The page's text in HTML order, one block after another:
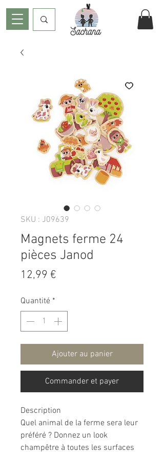
SKU : J09639
Magnets ferme 24
pièces Janod
12,99 €
Quantité *
Ajouter au panier
Commander et payer
Description
Quel animal de la ferme sera leur
préféré ? Donnez un look
champêtre à toutes les surfaces